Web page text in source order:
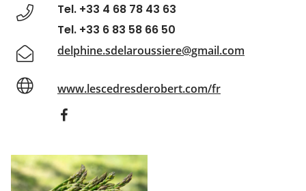
Tel. +33 4 68 78 43 63
Tel. +33 6 83 58 66 50
delphine.sdelaroussiere@gmail.com
www.lescedresderobert.com/fr